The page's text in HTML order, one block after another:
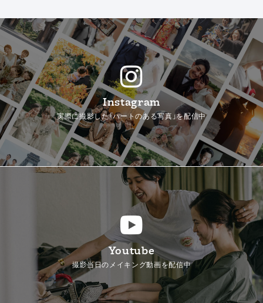
Instagram
実際に撮影した「ハートのある写真」を配信中
Youtube
撮影当日のメイキング動画を配信中